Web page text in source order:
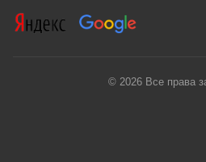
© 2026 Все права